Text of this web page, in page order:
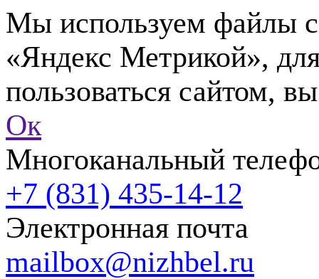
Мы используем файлы
«Яндекс Метрикой»,
пользоваться сайтом,
Ок
Многоканальный
+7 (831) 435-14-12
Электронная почта
mailbox@nizhbel.ru